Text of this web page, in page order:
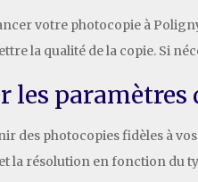
votre photocopie à
la qualité de la copie. Si
les paramètres
des photocopies fidèles à
la résolution en fonction du